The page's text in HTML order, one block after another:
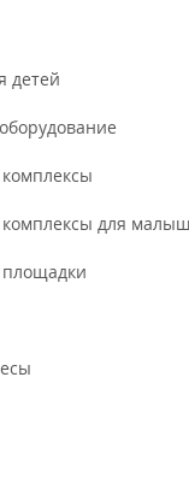
детей
для